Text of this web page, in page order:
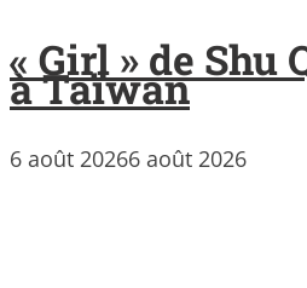
« Girl » de Shu
à Taïwan
6 août 20266 août 2026